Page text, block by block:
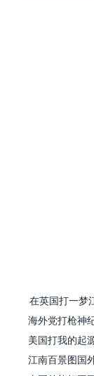
在英国打一梦